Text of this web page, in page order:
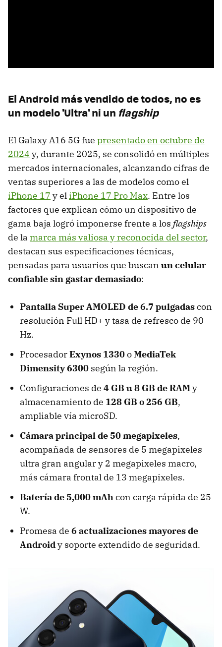
El Android más vendido de todos, no es
un modelo 'Ultra' ni un flagship
El Galaxy A16 5G fue presentado en octubre de
2024 y, durante 2025, se consolidó en múltiples
mercados internacionales, alcanzando cifras de
ventas superiores a las de modelos como el
iPhone 17 y eliPhone 17 Pro Max. Entre los
factores que explican cómo un dispositivo de
gama baja logró imponerse frente a los flagships
de la marca más valiosa y reconocida del sector,
destacan sus especificaciones técnicas,
pensadas para usuarios que buscan uncelular
confiable sin gastar demasiado:
Pantalla Super AMOLED de 6.7 pulgadascon
resolución Full HD+ y tasa de refresco de 90
Hz.
ProcesadorExynos 1330oMediaTek
Dimensity 6300 según la región.
Configuraciones de 4 GB u 8 GB de RAMy
almacenamiento de 128 GB o 256 GB,
ampliable vía microSD.
Cámara principal de 50 megapixeles,
acompañada de sensores de 5 megapixeles
ultra gran angular y 2 megapixeles macro,
más cámara frontal de 13 megapixeles.
Batería de 5,000 mAhcon carga rápida de 25
W.
Promesa de 6 actualizaciones mayores de
Androidy soporte extendido de seguridad.